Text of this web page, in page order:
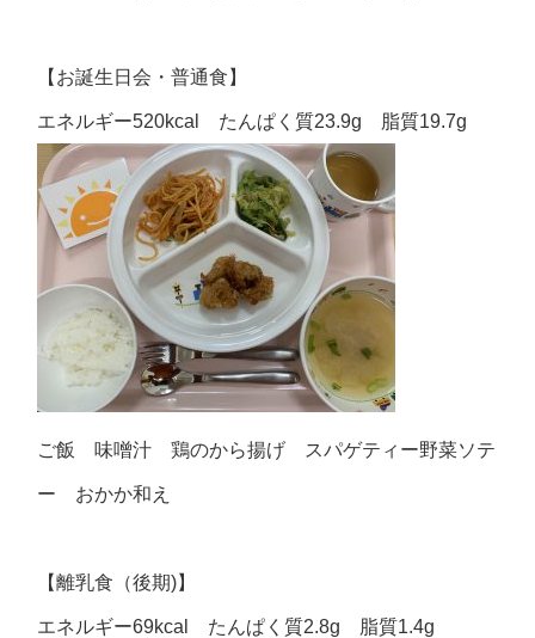
【お誕生日会・普通食】
エネルギー520kcal たんぱく質23.9g 脂質19.7g
ご飯 味噌汁 鶏のから揚げ スパゲティー野菜ソテ
ー おかか和え
【離乳食（後期)】
エネルギー69kcal たんぱく質2.8g 脂質1.4g